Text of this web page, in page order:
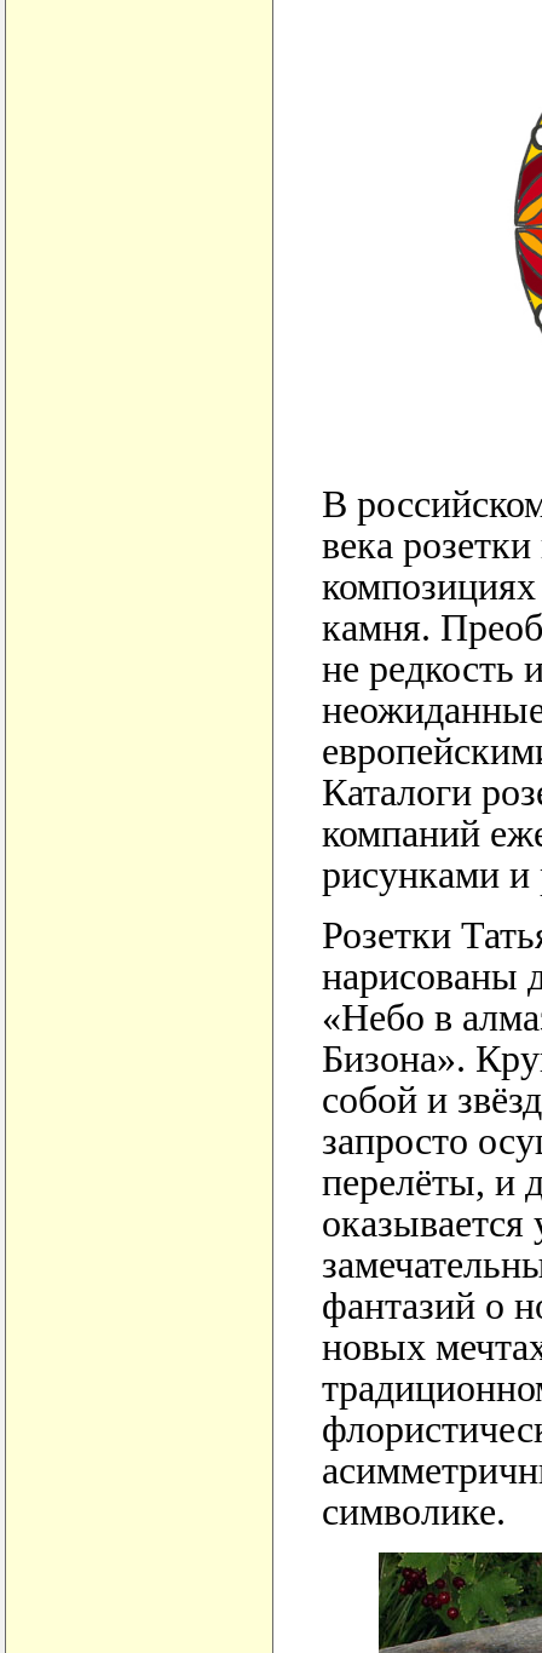
В
века
камня.
не редкость
Каталоги
компаний
рисунками и
Розетки
нарисованы
«Небо в
Бизона».
собой и
запросто
перелёты, и
фантазий о
новых
символике.